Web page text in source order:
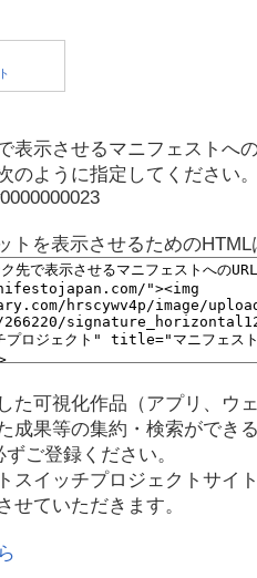
表示させるマニフェストへの
のように指定してください。
トを表示させるためのHTML
た可視化作品（アプリ、ウ
成果等の集約・検索ができる
ずご登録ください。
スイッチプロジェクトサイ
せていただきます。